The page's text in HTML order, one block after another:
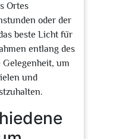
Ortes
oder der
beste Licht für
entlang des
Gelegenheit, um
und